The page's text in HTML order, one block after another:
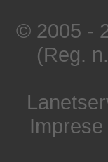
© 2005 -
(Reg.